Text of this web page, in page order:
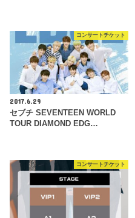
コンサートチケット
2017.6.29
セブチ SEVENTEEN WORLD
TOUR DIAMOND EDG…
コンサートチケット